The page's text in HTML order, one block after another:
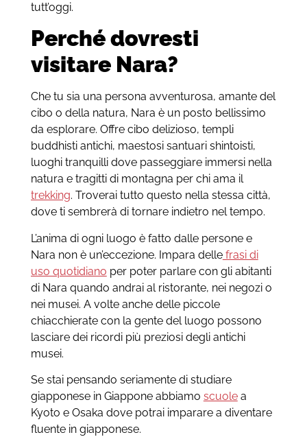
tutt’oggi.
Perché dovresti
visitare Nara?
Che tu sia una persona avventurosa, amante del
cibo o della natura, Nara è un posto bellissimo
da esplorare. Offre cibo delizioso, templi
buddhisti antichi, maestosi santuari shintoisti,
luoghi tranquilli dove passeggiare immersi nella
natura e tragitti di montagna per chi ama il
trekking. Troverai tutto questo nella stessa città,
dove ti sembrerà di tornare indietro nel tempo.
L’anima di ogni luogo è fatto dalle persone e
Nara non è un’eccezione. Impara dellefrasi di
uso quotidiano per poter parlare con gli abitanti
di Nara quando andrai al ristorante, nei negozi o
nei musei. A volte anche delle piccole
chiacchierate con la gente del luogo possono
lasciare dei ricordi più preziosi degli antichi
musei.
Se stai pensando seriamente di studiare
giapponese in Giappone abbiamo scuolea
Kyoto e Osaka dove potrai imparare a diventare
fluente in giapponese.